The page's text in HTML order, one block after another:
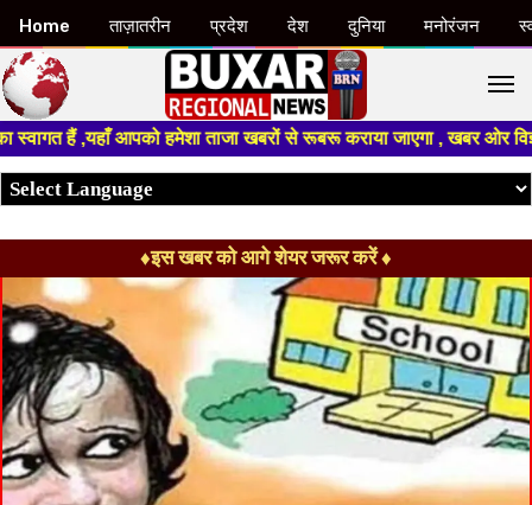
हमेशा ताजा खबरों से रूबरू कराया जाएगा , खबर ओर विज्ञापन के
♦इस खबर को आगे शेयर जरूर करें ♦
Home ताज़ातरीन प्रदेश देश दुनिया मनोरंजन